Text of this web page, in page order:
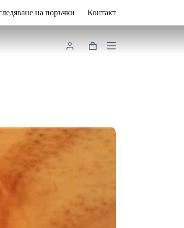
на поръчки Контакт
Shopping